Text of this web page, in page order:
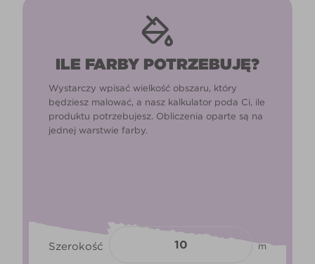
ILE FARBY POTRZEBUJĘ?
Wystarczy wpisać wielkość obszaru, który
będziesz malować, a nasz kalkulator poda Ci, ile
produktu potrzebujesz. Obliczenia oparte są na
jednej warstwie farby.
Szerokość m